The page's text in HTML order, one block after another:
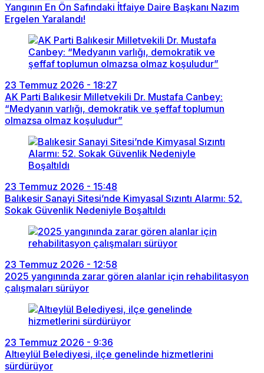
Yangının En Ön Safındaki İtfaiye Daire Başkanı Nazım
Ergelen Yaralandı!
23 Temmuz 2026 - 18:27
AK Parti Balıkesir Milletvekili Dr. Mustafa Canbey:
“Medyanın varlığı, demokratik ve şeffaf toplumun
olmazsa olmaz koşuludur”
23 Temmuz 2026 - 15:48
Balıkesir Sanayi Sitesi’nde Kimyasal Sızıntı Alarmı: 52.
Sokak Güvenlik Nedeniyle Boşaltıldı
23 Temmuz 2026 - 12:58
2025 yangınında zarar gören alanlar için rehabilitasyon
çalışmaları sürüyor
23 Temmuz 2026 - 9:36
Altıeylül Belediyesi, ilçe genelinde hizmetlerini
sürdürüyor